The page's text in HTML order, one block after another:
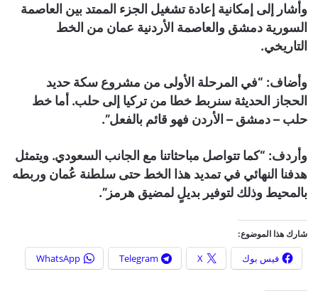
وأشار إلى إمكانية إعادة تشغيل الجزء الممتد بين العاصمة
السورية دمشق والعاصمة الأردنية عمان من الخط
التاريخي.
وأضاف: “في المرحلة الأولى من مشروع سكة حديد
الحجاز الحديثة سنربط خطا من تركيا إلى حلب. أما خط
حلب – دمشق – الأردن فهو قائم بالفعل”.
وأردف: “كما تتواصل مباحثاتنا مع الجانب السعودي. ويتمثل
هدفنا النهائي في تمديد هذا الخط حتى سلطنة عُمان وربطه
بالمحيط وذلك لتوفير بديلٍ لمضيق هرمز”.
شارك هذا الموضوع:
فيس بوك X
Telegram
WhatsApp